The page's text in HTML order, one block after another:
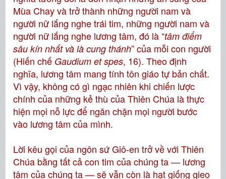
Mùa Chay và trở thành những người nam và
người nữ lắng nghe trái tim, những người nam và
người nữ lắng nghe lương tâm, đó là “tâm điểm
sâu kín nhất và là cung thánh” của mỗi con người
(Hiến chế Gaudium et spes, 16). Theo định
nghĩa, lương tâm mang tính tôn giáo tự bản chất.
Vì vậy, không có gì ngạc nhiên khi chiến lược
chính của những kẻ thù của Thiên Chúa là thực
hiện mọi nỗ lực để ngăn chặn mọi người bước
vào lương tâm của mình.
Lời kêu gọi của ngôn sứ Giô-en trở về với Thiên
Chúa bằng tất cả con tim của chúng ta — lương
tâm của chúng ta — sẽ vẫn còn là hạt giống gieo